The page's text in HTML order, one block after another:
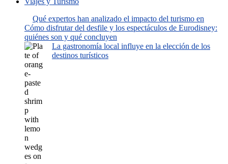
Qué expertos han analizado el impacto del turismo en
Cómo disfrutar del desfile y los espectáculos de Eurodisney:
quiénes son y qué concluyen
La gastronomía local influye en la elección de los
destinos turísticos